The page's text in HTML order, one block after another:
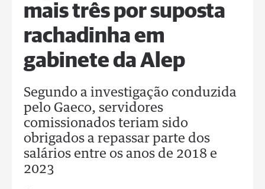
mais três por suposta
rachadinha em
gabinete da Alep
Segundo a investigação conduzida
pelo Gaeco, servidores
comissionados teriam sido
obrigados a repassar parte dos
salários entre os anos de 2018 e
2023